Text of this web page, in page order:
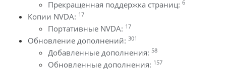
Прекращенная поддержка страниц: 6
Копии NVDA: 17
Портативные NVDA: 17
Обновление дополнений: 301
Добавленные дополнения: 58
Обновленные дополнения: 157